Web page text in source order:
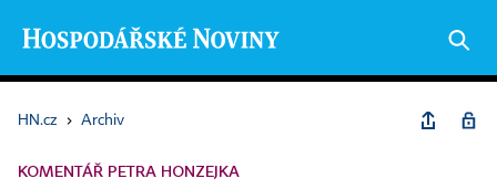
HN.cz › Archiv
KOMENTÁŘ PETRA HONZEJKA